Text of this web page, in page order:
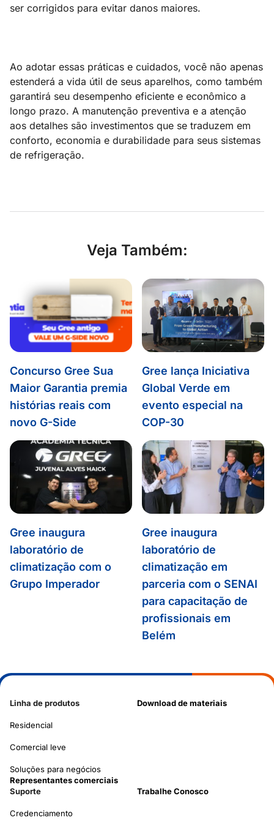
ser corrigidos para evitar danos maiores.
Ao adotar essas práticas e cuidados, você não apenas
estenderá a vida útil de seus aparelhos, como também
garantirá seu desempenho eficiente e econômico a
longo prazo. A manutenção preventiva e a atenção
aos detalhes são investimentos que se traduzem em
conforto, economia e durabilidade para seus sistemas
de refrigeração.
Veja Também:
Concurso Gree Sua
Maior Garantia premia
histórias reais com
novo G-Side
Gree lança Iniciativa
Global Verde em
evento especial na
COP-30
Gree inaugura
laboratório de
climatização com o
Grupo Imperador
Gree inaugura
laboratório de
climatização em
parceria com o SENAI
para capacitação de
profissionais em
Belém
Linha de produtos
Residencial
Comercial leve
Soluções para negócios
Representantes comerciais
Download de materiais
Suporte
Credenciamento
Trabalhe Conosco